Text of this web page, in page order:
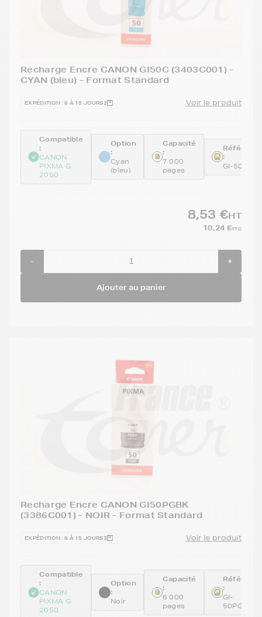
Recharge Encre CANON GI50C (3403C001) -
CYAN (bleu) - Format Standard
EXPÉDITION : 6 À 15 JOURS Voir le produit
Compatible
:
CANON
PIXMA G
2050
Option
:
Cyan
(bleu)
Capacité
:
7 000
pages
:
GI-50C
8,53 €HT
10,24 €TTC
- +
Ajouter au panier
Recharge Encre CANON GI50PGBK
(3386C001) - NOIR - Format Standard
EXPÉDITION : 6 À 15 JOURS Voir le produit
Compatible
:
CANON
PIXMA G
2050
Option
:
Noir
Capacité
:
6 000
pages
:
GI-
50PGBK